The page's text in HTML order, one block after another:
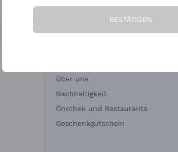
in Deutschland
Über uns
Nachhaltigkeit
Önothek und Restaurants
Geschenkgutschein
BESTÄTIGEN